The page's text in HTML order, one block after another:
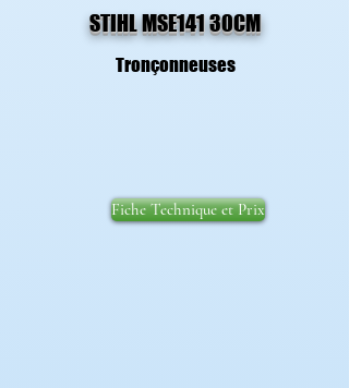
STIHL MSE141 30CM
Tronçonneuses
Fiche Technique et Prix